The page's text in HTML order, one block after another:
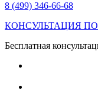
8 (499) 346-66-68
КОНСУЛЬТАЦИЯ
Бесплатная